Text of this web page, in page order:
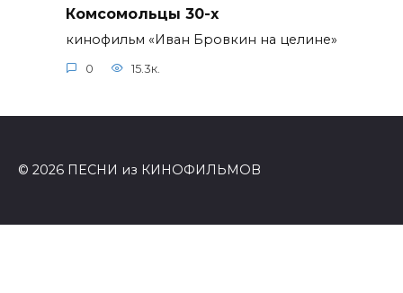
Комсомольцы 30-x
кинофильм «Иван Бровкин на целине»
0 15.3к.
© 2026 ПЕСНИ из КИНОФИЛЬМОВ